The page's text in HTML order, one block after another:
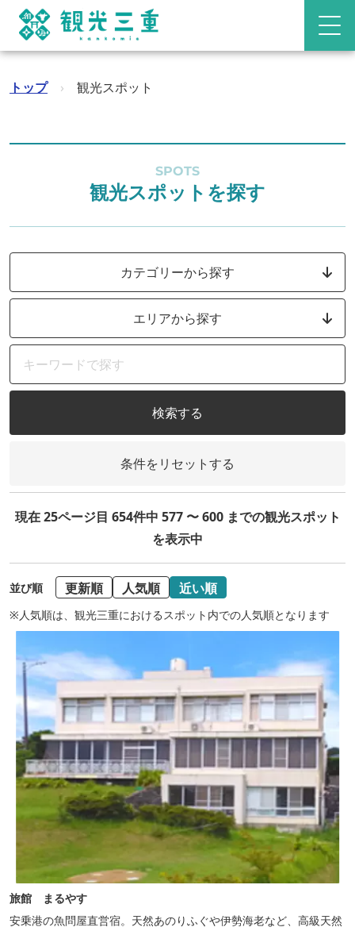
トップ › 観光スポット
SPOTS
観光スポットを探す
カテゴリーから探す
エリアから探す
検索する
条件をリセットする
現在 25ページ目 654件中 577 〜 600 までの観光スポット
を表示中
並び順 更新順 人気順 近い順
※人気順は、観光三重におけるスポット内での人気順となります
旅館 まるやす
安乗港の魚問屋直営宿。天然あのりふぐや伊勢海老など、高級天然